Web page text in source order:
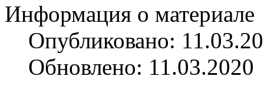
Информация о материале
Опубликовано:
Обновлено: 11.03.2020